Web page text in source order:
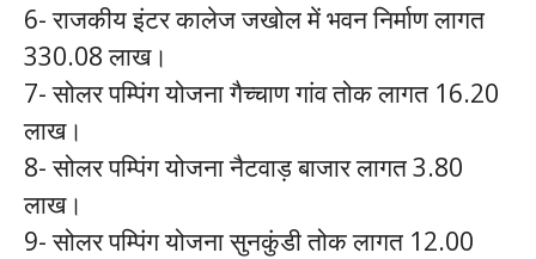
6- राजकीय इंटर कालेज जखोल में भवन निर्माण लागत
330.08 लाख।
7- सोलर पम्पिंग योजना गैच्चाण गांव तोक लागत 16.20
लाख।
8- सोलर पम्पिंग योजना नैटवाड़ बाजार लागत 3.80
लाख।
9- सोलर पम्पिंग योजना सुनकुंडी तोक लागत 12.00